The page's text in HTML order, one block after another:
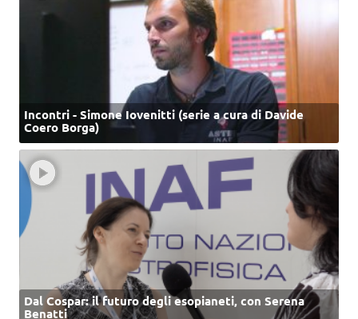
Incontri - Simone Iovenitti (serie a cura di Davide
Coero Borga)
Dal Cospar: il futuro degli esopianeti, con Serena
Benatti